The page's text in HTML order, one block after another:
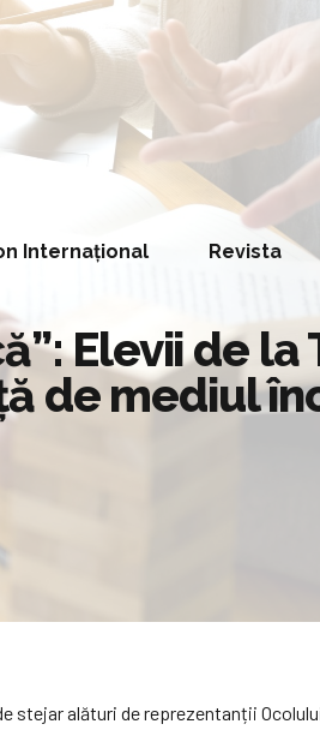
Internațional Revista
Elevii de la
de mediul
stejar alături de reprezentanții